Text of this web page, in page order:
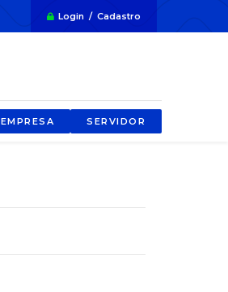
Login / Cadastro
EMPRESA SERVIDOR